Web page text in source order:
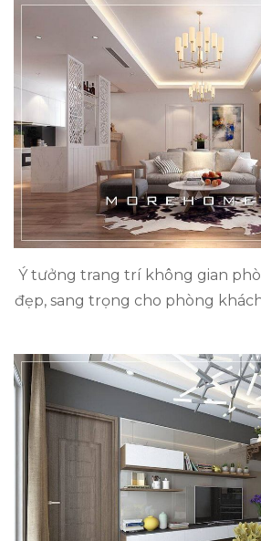
Ý tưởng trang trí không gian
đẹp, sang trọng cho phòng